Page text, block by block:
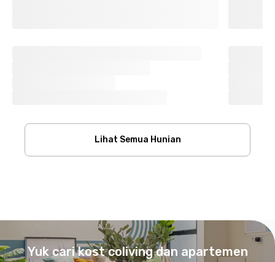
Lihat Semua Hunian
Yuk cari kost coliving dan apartemen